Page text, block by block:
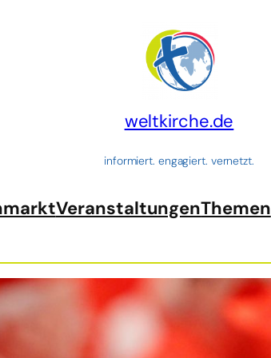
weltkirche.de
informiert. engagiert. vernetzt.
VeranstaltungenThemen